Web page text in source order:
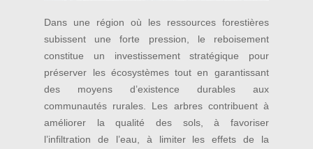
Dans une région où les ressources forestières
subissent une forte pression, le reboisement
constitue un investissement stratégique pour
préserver les écosystèmes tout en garantissant
des moyens d’existence durables aux
communautés rurales. Les arbres contribuent à
améliorer la qualité des sols, à favoriser
l’infiltration de l’eau, à limiter les effets de la